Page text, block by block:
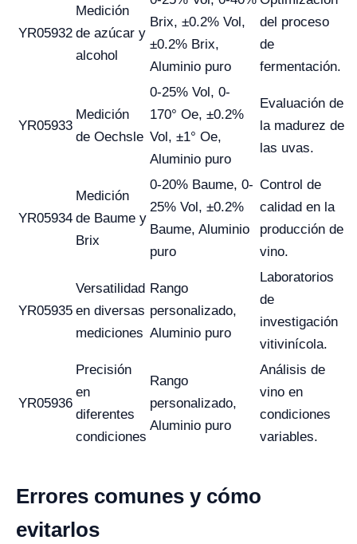
YR05932
Medición
de azúcar y
alcohol
Brix, ±0.2% Vol,
±0.2% Brix,
Aluminio puro
del proceso
de
fermentación.
YR05933
Medición
de Oechsle
0-25% Vol, 0-
170° Oe, ±0.2%
Vol, ±1° Oe,
Aluminio puro
Evaluación de
la madurez de
las uvas.
YR05934
Medición
de Baume y
Brix
0-20% Baume, 0-
25% Vol, ±0.2%
Baume, Aluminio
puro
Control de
calidad en la
producción de
vino.
YR05935
Versatilidad
en diversas
mediciones
Rango
personalizado,
Aluminio puro
Laboratorios
de
investigación
vitivinícola.
YR05936
Precisión
en
diferentes
condiciones
Rango
personalizado,
Aluminio puro
Análisis de
vino en
condiciones
variables.
Errores comunes y cómo
evitarlos